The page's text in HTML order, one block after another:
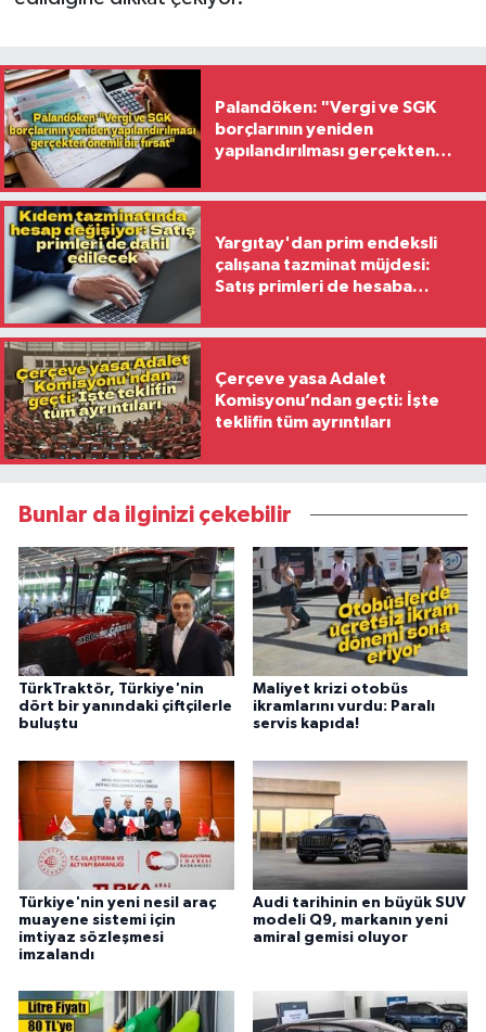
Palandöken: "Vergi ve SGK
borçlarının yeniden
yapılandırılması gerçekten
Yargıtay'dan prim endeksli
çalışana tazminat müjdesi:
Satış primleri de hesaba
Çerçeve yasa Adalet
Komisyonu’ndan geçti: İşte
teklifin tüm ayrıntıları
Bunlar da ilginizi çekebilir
TürkTraktör, Türkiye'nin
dört bir yanındaki çiftçilerle
buluştu
Maliyet krizi otobüs
ikramlarını vurdu: Paralı
servis kapıda!
Türkiye'nin yeni nesil araç
muayene sistemi için
imtiyaz sözleşmesi
imzalandı
Audi tarihinin en büyük SUV
modeli Q9, markanın yeni
amiral gemisi oluyor